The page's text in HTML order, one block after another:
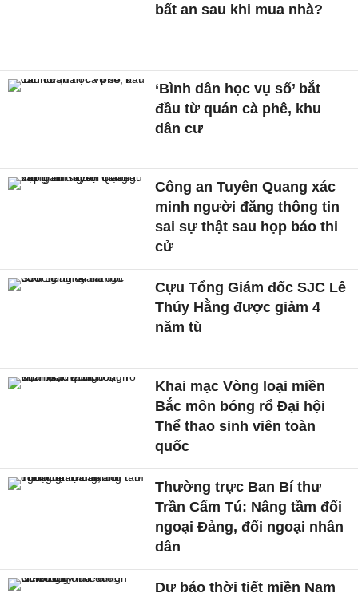
bất an sau khi mua nhà?
‘Bình dân học vụ số’ bắt
đầu từ quán cà phê, khu
dân cư
Công an Tuyên Quang xác
minh người đăng thông tin
sai sự thật sau họp báo thi
cử
Cựu Tổng Giám đốc SJC Lê
Thúy Hằng được giảm 4
năm tù
Khai mạc Vòng loại miền
Bắc môn bóng rổ Đại hội
Thể thao sinh viên toàn
quốc
Thường trực Ban Bí thư
Trần Cẩm Tú: Nâng tầm đối
ngoại Đảng, đối ngoại nhân
dân
Dự báo thời tiết miền Nam